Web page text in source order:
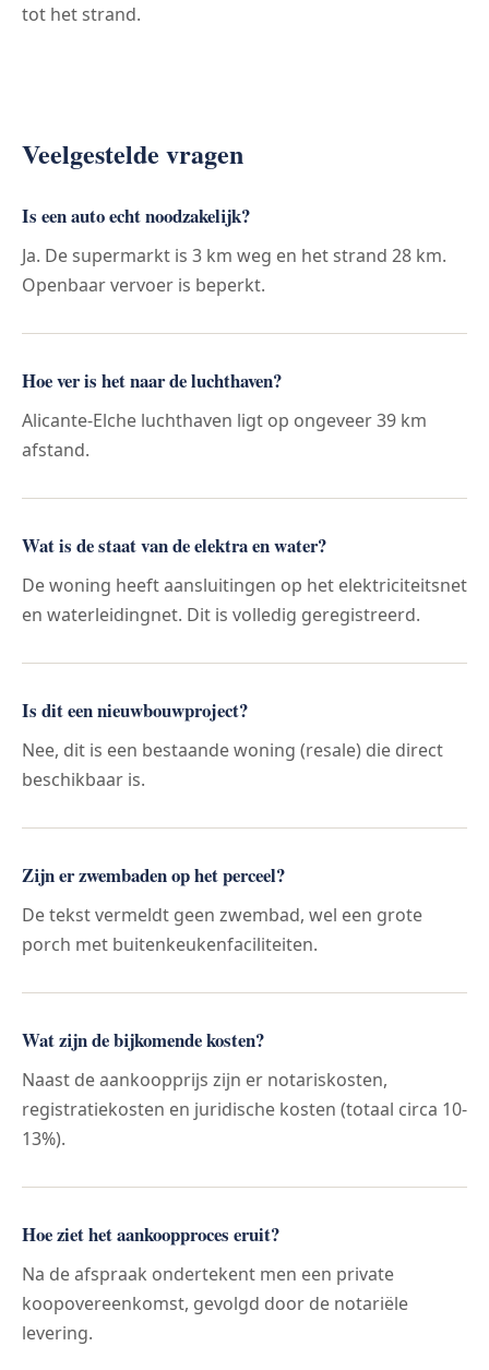
tot het strand.
Veelgestelde vragen
Is een auto echt noodzakelijk?
Ja. De supermarkt is 3 km weg en het strand 28 km.
Openbaar vervoer is beperkt.
Hoe ver is het naar de luchthaven?
Alicante-Elche luchthaven ligt op ongeveer 39 km
afstand.
Wat is de staat van de elektra en water?
De woning heeft aansluitingen op het elektriciteitsnet
en waterleidingnet. Dit is volledig geregistreerd.
Is dit een nieuwbouwproject?
Nee, dit is een bestaande woning (resale) die direct
beschikbaar is.
Zijn er zwembaden op het perceel?
De tekst vermeldt geen zwembad, wel een grote
porch met buitenkeukenfaciliteiten.
Wat zijn de bijkomende kosten?
Naast de aankoopprijs zijn er notariskosten,
registratiekosten en juridische kosten (totaal circa 10-
13%).
Hoe ziet het aankoopproces eruit?
Na de afspraak ondertekent men een private
koopovereenkomst, gevolgd door de notariële
levering.